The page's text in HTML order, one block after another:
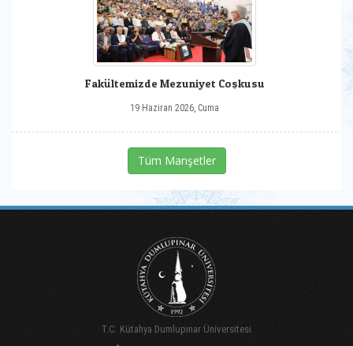
Fakültemizde Mezuniyet Coşkusu
19 Haziran 2026, Cuma
Tüm Manşetler
T.C. Kütahya Dumlupınar Üniversitesi